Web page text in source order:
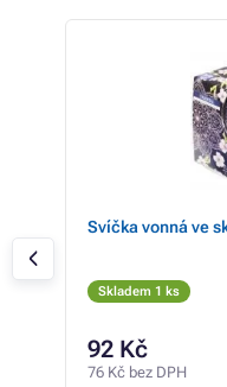
Svíčka vonná ve
Skladem 1 ks
92 Kč
76 Kč bez DPH